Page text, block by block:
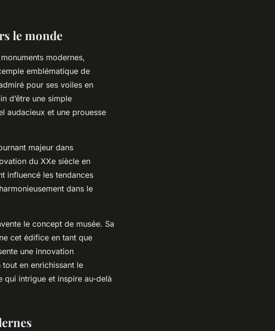
le monde
modernes,
emblématique de
pour ses voiles en
d’être une simple
audacieux et une prouesse
majeur dans
du XXe siècle en
influencé les tendances
dans le
le concept de musée. Sa
cet édifice en tant que
une innovation
en enrichissant le
qui intrigue et inspire au-delà